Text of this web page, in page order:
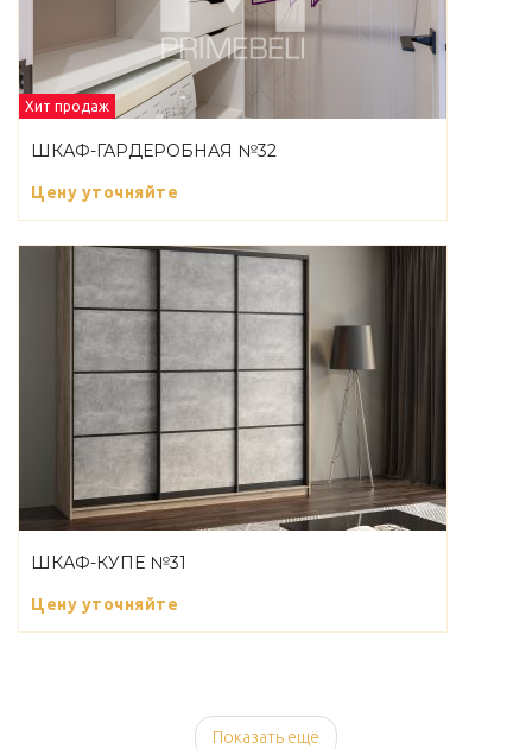
Хит продаж
ШКАФ-ГАРДЕРОБНАЯ №32
Цену уточняйте
ШКАФ-КУПЕ №31
Цену уточняйте
Показать ещё